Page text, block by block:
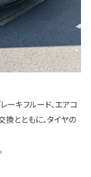
ーキフルード、エアコ
とともに、タイヤの